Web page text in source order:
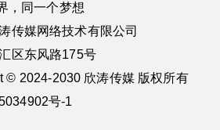
，同一个梦想
传媒网络技术有限公司
区东风路175号
© 2024-2030 欣涛传媒 版权所有
号-1